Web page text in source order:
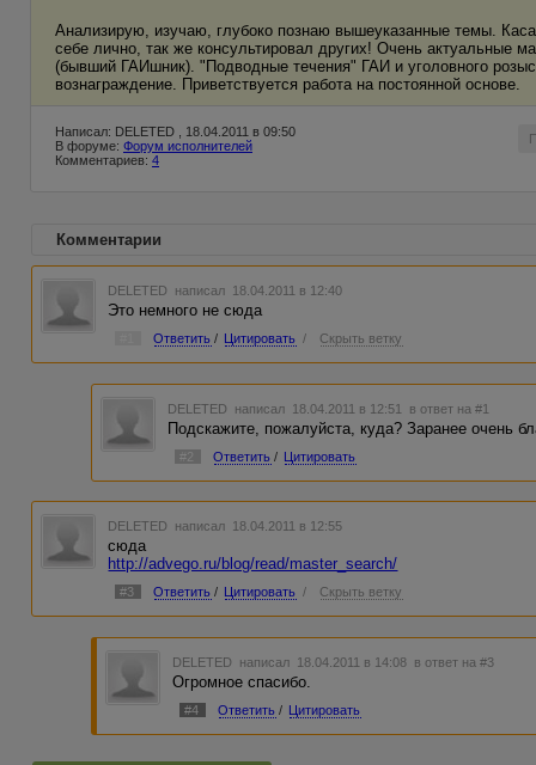
Анализирую, изучаю, глубоко познаю вышеуказанные темы.
себе лично, так же консультировал других! Очень актуальные
(бывший ГАИшник). "Подводные течения" ГАИ и уголовного
вознаграждение. Приветствуется работа на постоянной основе.
Написал: DELETED , 18.04.2011 в 09:50
В форуме: Форум исполнителей
Комментариев: 4
Комментарии
DELETED написал 18.04.2011 в 12:40
Это немного не сюда
Ответить / Цитировать / Скрыть ветку
DELETED написал 18.04.2011 в 12:51 в ответ на #1
Подскажите, пожалуйста, куда? Заранее очень
#2 Ответить / Цитировать
DELETED написал 18.04.2011 в 12:55
сюда
http://advego.ru/blog/read/master_search/
#3 Ответить / Цитировать / Скрыть ветку
DELETED написал 18.04.2011 в 14:08 в ответ на #3
Огромное спасибо.
#4 Ответить / Цитировать